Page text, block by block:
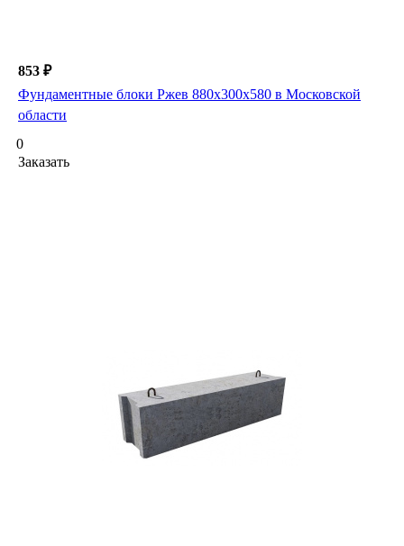
853 ₽
Фундаментные блоки Ржев 880х300х580 в Московской
области
0
Заказать